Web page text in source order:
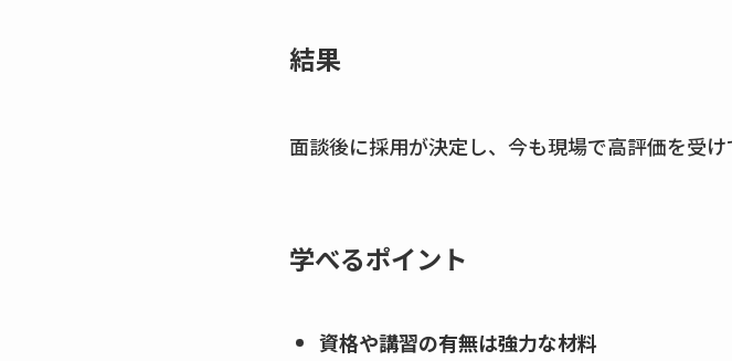
結果
面談後に採用が決定し、今も現場で高評価を受け
学べるポイント
資格や講習の有無は強力な材料